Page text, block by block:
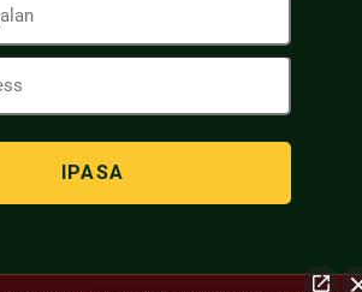
(Kinakailangan)
Email
(Kinakailangan)